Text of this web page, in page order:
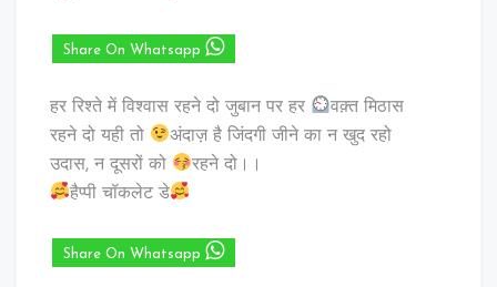
Share On Whatsapp
हर रिश्ते में विश्वास रहने दो जुबान पर हर
वक़्त मिठास
रहने दो यही तो
अंदाज़ है जिंदगी जीने का न खुद रहो
उदास, न दूसरों को
रहने दो।।
हैप्पी चॉकलेट डे
Share On Whatsapp